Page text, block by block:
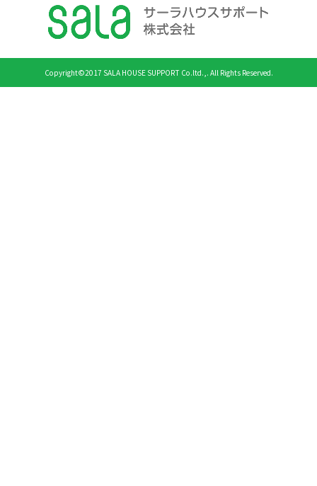
Copyright©2017 SALA HOUSE SUPPORT Co.ltd.,. All Rights Reserved.